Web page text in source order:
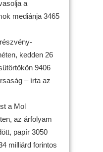
a
mediánja 3465
kedden 26
9406
– írta az
a Mol
az árfolyam
papír 3050
milliárd forintos